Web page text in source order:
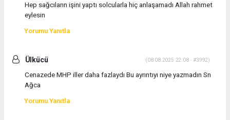
Hep sağcıların işini yaptı solcularla hiç anlaşamadı Allah rahmet
eylesin
Yorumu Yanıtla
Ülkücü (08.08.2025 22:08 - #3992)
Cenazede MHP iller daha fazlaydı Bu ayrıntıyı niye yazmadın Sn
Ağca
Yorumu Yanıtla